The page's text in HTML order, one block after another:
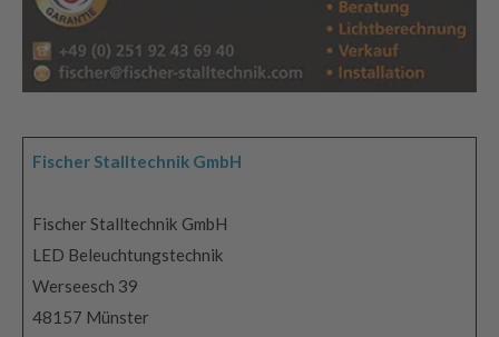
Fischer Stalltechnik GmbH
Fischer Stalltechnik GmbH
LED Beleuchtungstechnik
Werseesch 39
48157 Münster